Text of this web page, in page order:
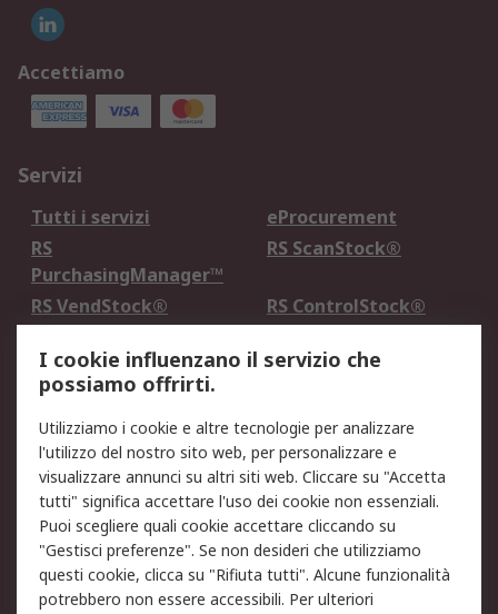
Accettiamo
Servizi
Tutti i servizi
eProcurement
RS
PurchasingManager™
RS ScanStock®
RS VendStock®
RS ControlStock®
Legale
Informativa Cookie
Informativa Privacy -
Aggiornata
Email Security
Termini d'uso
Condizioni di vendita
Condizioni generali di
servizio
Etica e responsabilità
I cookie influenzano il servizio che
possiamo offrirti.
Utilizziamo i cookie e altre tecnologie per analizzare
l'utilizzo del nostro sito web, per personalizzare e
visualizzare annunci su altri siti web. Cliccare su "Accetta
tutti" significa accettare l'uso dei cookie non essenziali.
Puoi scegliere quali cookie accettare cliccando su
"Gestisci preferenze". Se non desideri che utilizziamo
questi cookie, clicca su "Rifiuta tutti". Alcune funzionalità
potrebbero non essere accessibili. Per ulteriori